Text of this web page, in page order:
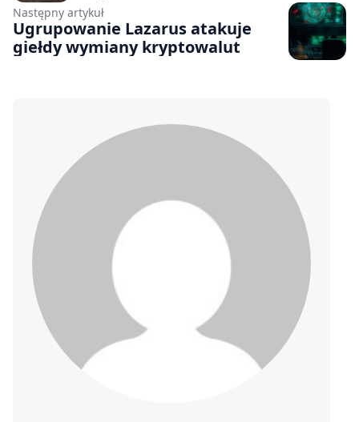
Następny artykuł
Ugrupowanie Lazarus atakuje
giełdy wymiany kryptowalut